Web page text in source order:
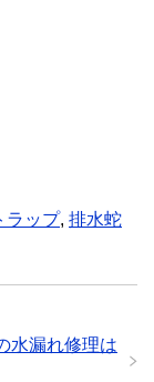
ラップ, 排水蛇
水漏れ修理は